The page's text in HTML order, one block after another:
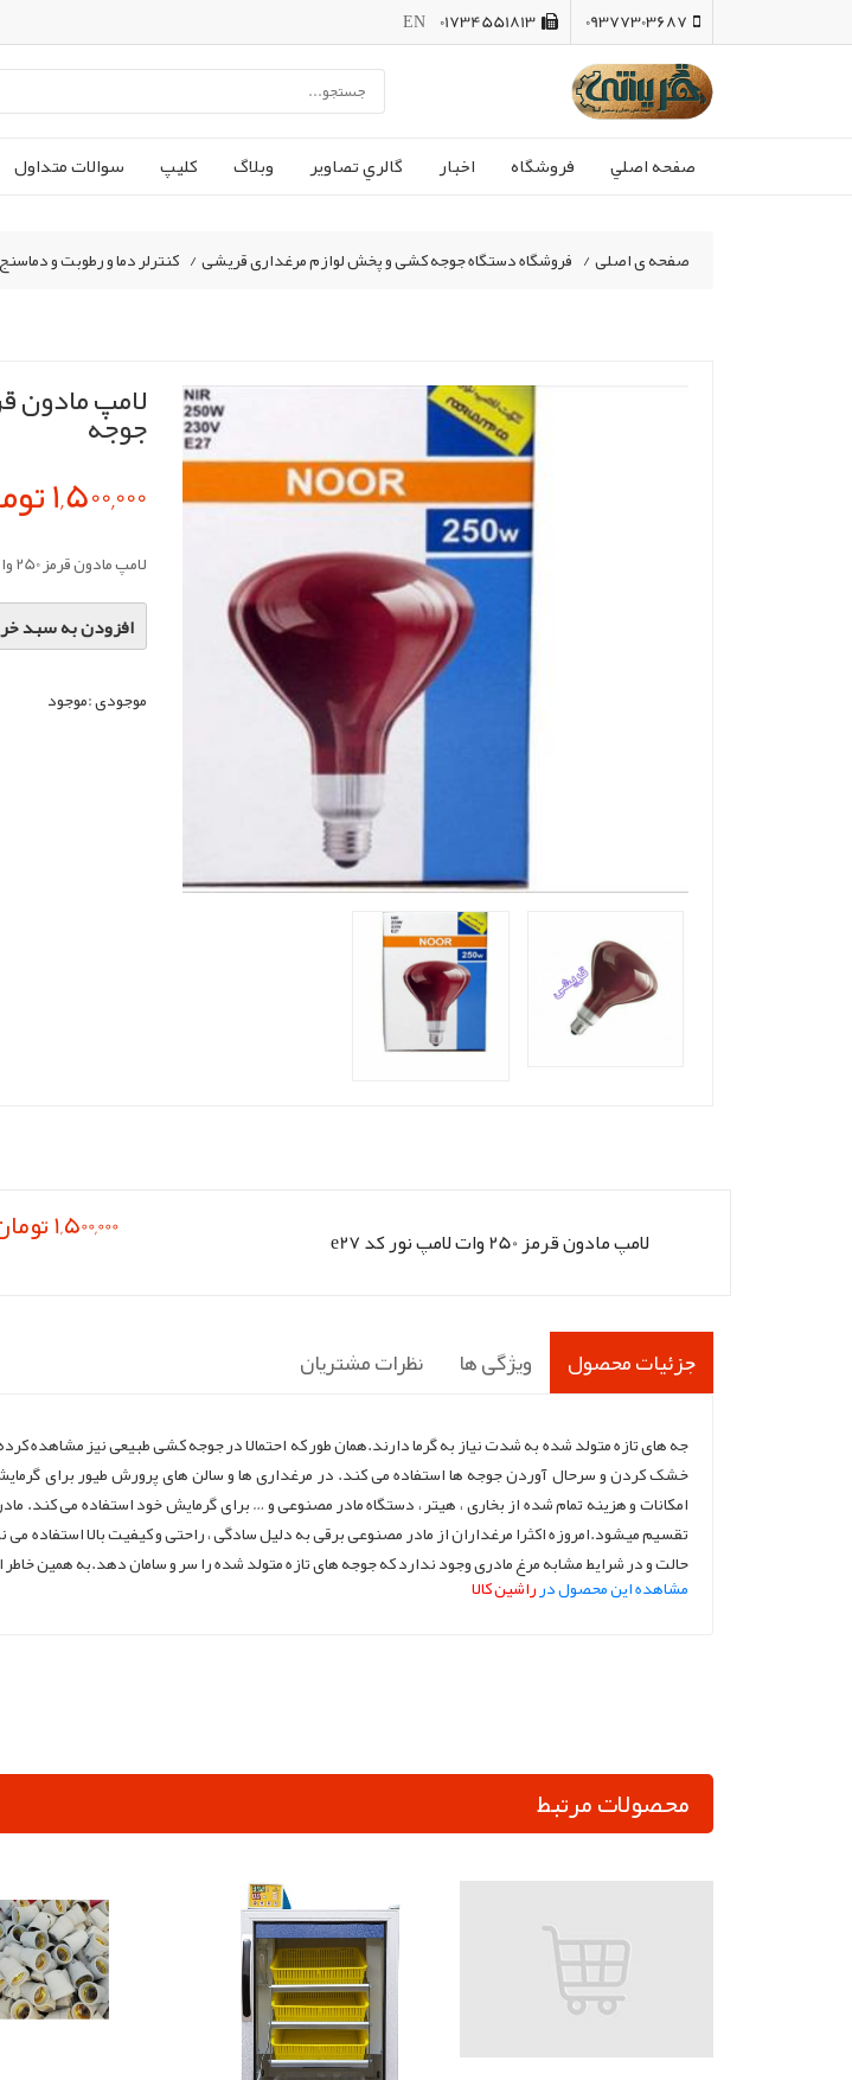
09377303687
01734551813
EN
صفحه اصلي فروشگاه اخبار گالري تصاوير وبلاگ کليپ سوالات متداول
صفحه ی اصلی/ فروشگاه دستگاه جوجه کشی و پخش لوازم مرغداری قریشی/ کنترلر دما و رطوبت و
جوجه
1,500,000 تومان
لامپ مادون قرمز 250 وات لامپ نور کد E27
افزودن به سبد
موجودی :موجود
لامپ مادون قرمز 250 وات لامپ نور کد e27 1,500,000 تومان
جزئیات محصول ویژگی ها نظرات مشتریان
جه های تازه متولد شده به شدت نیاز به گرما دارند.همان طور که احتمالا در جوجه کشی طبیعی نیز مشاهده
خشک کردن و سرحال آوردن جوجه ها استفاده می کند. در مرغداری ها و سالن های پرورش طیور برای
امکانات و هزینه تمام شده از بخاری ، هیتر ، دستگاه مادر مصنوعی و … برای گرمایش خود استفاده می کند.
تقسیم میشود.امروزه اکثرا مرغداران از مادر مصنوعی برقی به دلیل سادگی ، راحتی و کیفیت بالا استفاده
حالت و در شرایط مشابه مرغ مادری وجود ندارد که جوجه های تازه متولد شده را سر و سامان دهد.به همین
مشاهده این محصول درراشین کالا
محصولات مرتبط